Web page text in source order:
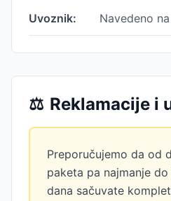
Uvoznik: Navedeno
⚖️ Reklamacije i
Preporučujemo da od
paketa pa najmanje
dana sačuvate